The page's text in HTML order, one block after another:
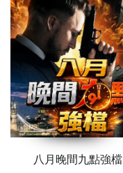
八月晚間九點強檔